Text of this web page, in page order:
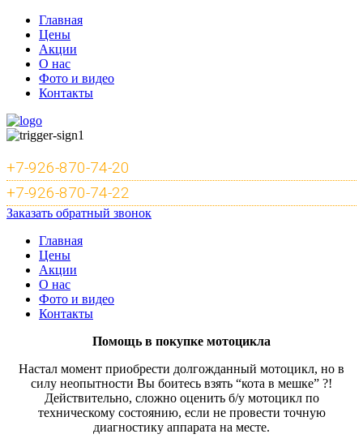
Главная
Цены
Акции
О нас
Фото и видео
Контакты
+7-926-870-74-20
+7-926-870-74-22
Заказать обратный звонок
Главная
Цены
Акции
О нас
Фото и видео
Контакты
Помощь в покупке мотоцикла
Настал момент приобрести долгожданный мотоцикл, но в
силу неопытности Вы боитесь взять “кота в мешке” ?!
Действительно, сложно оценить б/у мотоцикл по
техническому состоянию, если не провести точную
диагностику аппарата на месте.